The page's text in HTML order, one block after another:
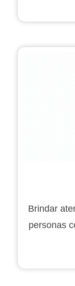
Brindar
personas